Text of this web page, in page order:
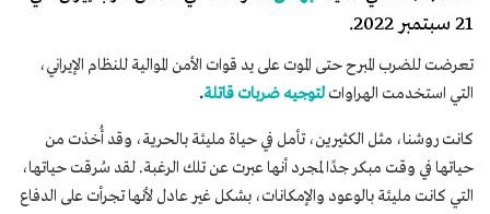
21 سبتمبر 2022.
تعرضت للضرب المبرح حتى الموت على يد قوات الأمن الموالية للنظام الإيراني،
التي استخدمت الهراواتلتوجيه ضربات قاتلة.
كانت روشنا، مثل الكثيرين، تأمل في حياة مليئة بالحرية، وقد أُخذت من
حياتها في وقت مبكر جدًا لمجرد أنها عبرت عن تلك الرغبة. لقد سُرقت حياتها،
التي كانت مليئة بالوعود والإمكانات، بشكل غير عادل لأنها تجرأت على الدفاع